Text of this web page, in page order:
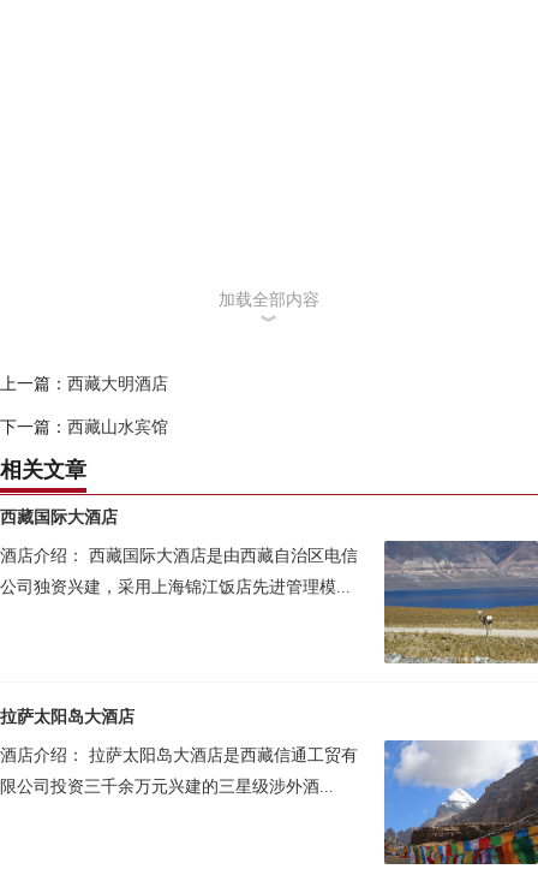
加载全部内容
︾
上一篇： 西藏大明酒店
下一篇： 西藏山水宾馆
相关文章
西藏国际大酒店
酒店介绍： 西藏国际大酒店是由西藏自治区电信
公司独资兴建，采用上海锦江饭店先进管理模...
拉萨太阳岛大酒店
酒店介绍： 拉萨太阳岛大酒店是西藏信通工贸有
限公司投资三千余万元兴建的三星级涉外酒...